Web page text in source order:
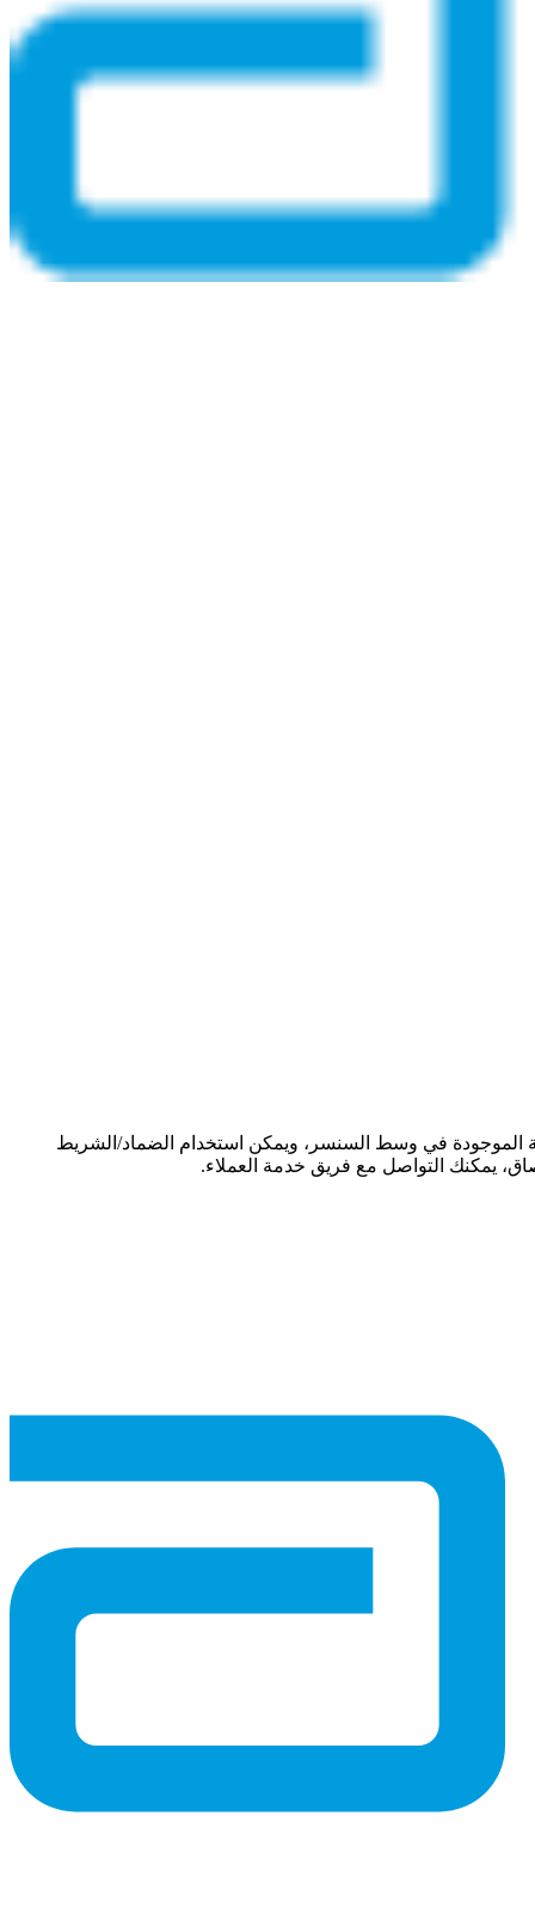
الموجودة في وسط السنسر، ويمكن استخدام الضماد/الشريط
يمكنك التواصل مع فريق خدمة العملاء.